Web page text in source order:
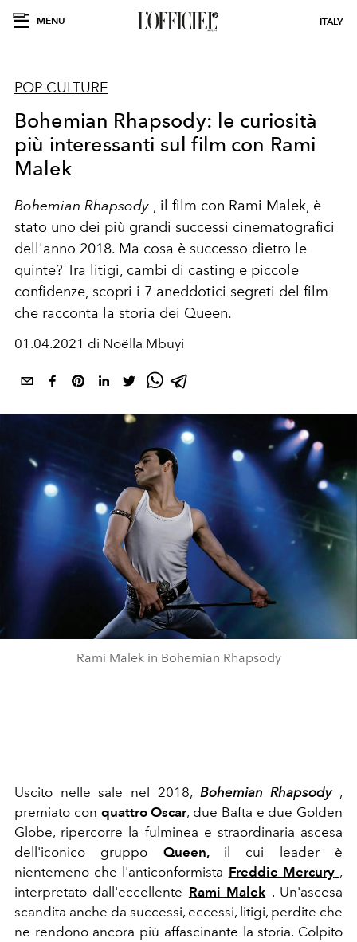
MENU ITALY
POP CULTURE
Bohemian Rhapsody: le curiosità
più interessanti sul film con Rami
Malek
Bohemian Rhapsody , il film con Rami Malek, è
stato uno dei più grandi successi cinematografici
dell'anno 2018. Ma cosa è successo dietro le
quinte? Tra litigi, cambi di casting e piccole
confidenze, scopri i 7 aneddotici segreti del film
che racconta la storia dei Queen.
01.04.2021 di Noëlla Mbuyi
Rami Malek in Bohemian Rhapsody
Uscito nelle sale nel 2018, Bohemian Rhapsody,
premiato con quattro Oscar, due Bafta e due Golden
Globe, ripercorre la fulminea e straordinaria ascesa
dell'iconico gruppo Queen, il cui leader è
nientemeno che l'anticonformista Freddie Mercury ,
interpretato dall'eccellente Rami Malek . Un'ascesa
scandita anche da successi, eccessi, litigi, perdite che
ne rendono ancora più affascinante la storia. Colpito